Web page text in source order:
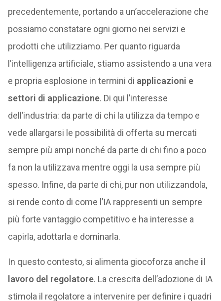
precedentemente, portando a un’accelerazione che
possiamo constatare ogni giorno nei servizi e
prodotti che utilizziamo. Per quanto riguarda
l’intelligenza artificiale, stiamo assistendo a una vera
e propria esplosione in termini di applicazioni e
settori di applicazione. Di qui l’interesse
dell’industria: da parte di chi la utilizza da tempo e
vede allargarsi le possibilità di offerta su mercati
sempre più ampi nonché da parte di chi fino a poco
fa non la utilizzava mentre oggi la usa sempre più
spesso. Infine, da parte di chi, pur non utilizzandola,
si rende conto di come l’IA rappresenti un sempre
più forte vantaggio competitivo e ha interesse a
capirla, adottarla e dominarla.
In questo contesto, si alimenta giocoforza anche il
lavoro del regolatore. La crescita dell’adozione di IA
stimola il regolatore a intervenire per definire i quadri